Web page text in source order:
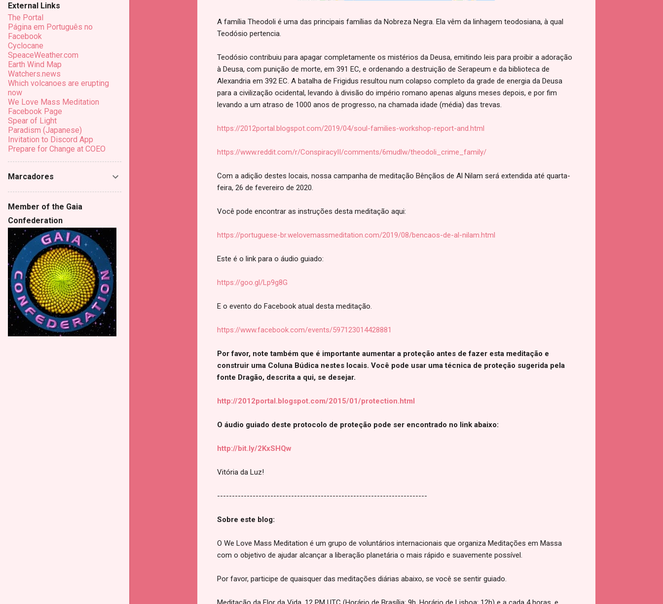
A família Theodoli é uma das principais famílias da Nobreza Negra. Ela vêm da linhagem teodosiana, à qual
Teodósio pertencia.
Teodósio contribuiu para apagar completamente os mistérios da Deusa, emitindo leis para proibir a adoração
à Deusa, com punição de morte, em 391 EC, e ordenando a destruição de Serapeum e da biblioteca de
Alexandria em 392 EC. A batalha de Frigidus resultou num colapso completo da grade de energia da Deusa
para a civilização ocidental, levando à divisão do império romano apenas alguns meses depois, e por fim
levando a um atraso de 1000 anos de progresso, na chamada idade (média) das trevas.
https://2012portal.blogspot.com/2019/04/soul-families-workshop-report-and.html
https://www.reddit.com/r/ConspiracyII/comments/6mudlw/theodoli_crime_family/
Com a adição destes locais, nossa campanha de meditação Bênçãos de Al Nilam será extendida até quarta-
feira, 26 de fevereiro de 2020.
Você pode encontrar as instruções desta meditação aqui:
https://portuguese-br.welovemassmeditation.com/2019/08/bencaos-de-al-nilam.html
Este é o link para o áudio guiado:
https://goo.gl/Lp9g8G
E o evento do Facebook atual desta meditação.
https://www.facebook.com/events/597123014428881
Por favor, note também que é importante aumentar a proteção antes de fazer esta meditação e
construir uma Coluna Búdica nestes locais. Você pode usar uma técnica de proteção sugerida pela
fonte Dragão, descrita a qui, se desejar.
http://2012portal.blogspot.com/2015/01/protection.html
O áudio guiado deste protocolo de proteção pode ser encontrado no link abaixo:
http://bit.ly/2KxSHQw
Vitória da Luz!
-----------------------------------------------------------------------
Sobre este blog:
O We Love Mass Meditation é um grupo de voluntários internacionais que organiza Meditações em Massa
com o objetivo de ajudar alcançar a liberação planetária o mais rápido e suavemente possível.
Por favor, participe de quaisquer das meditações diárias abaixo, se você se sentir guiado.
External Links
The Portal
Página em Português no
Facebook
Cyclocane
SpeaceWeather.com
Earth Wind Map
Watchers.news
Which volcanoes are erupting
now
We Love Mass Meditation
Facebook Page
Spear of Light
Paradism (Japanese)
Invitation to Discord App
Prepare for Change at COEO
Marcadores
Member of the Gaia
Confederation